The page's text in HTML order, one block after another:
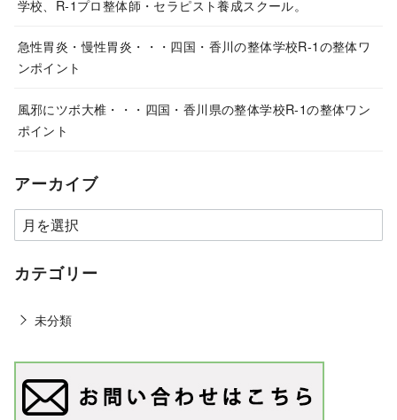
学校、R-1プロ整体師・セラピスト養成スクール。
急性胃炎・慢性胃炎・・・四国・香川の整体学校R-1の整体ワ
ンポイント
風邪にツボ大椎・・・四国・香川県の整体学校R-1の整体ワン
ポイント
アーカイブ
カテゴリー
未分類